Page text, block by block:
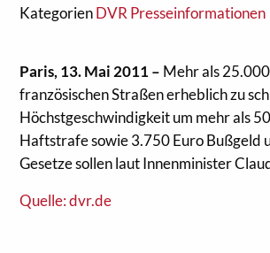
KategorienDVR Presseinformationen
Paris, 13. Mai 2011 – Mehr als
französischen Straßen erheblich zu
Höchstgeschwindigkeit um mehr als
Haftstrafe sowie 3.750 Euro Bußgeld
Gesetze sollen laut Innenminister
Quelle: dvr.de